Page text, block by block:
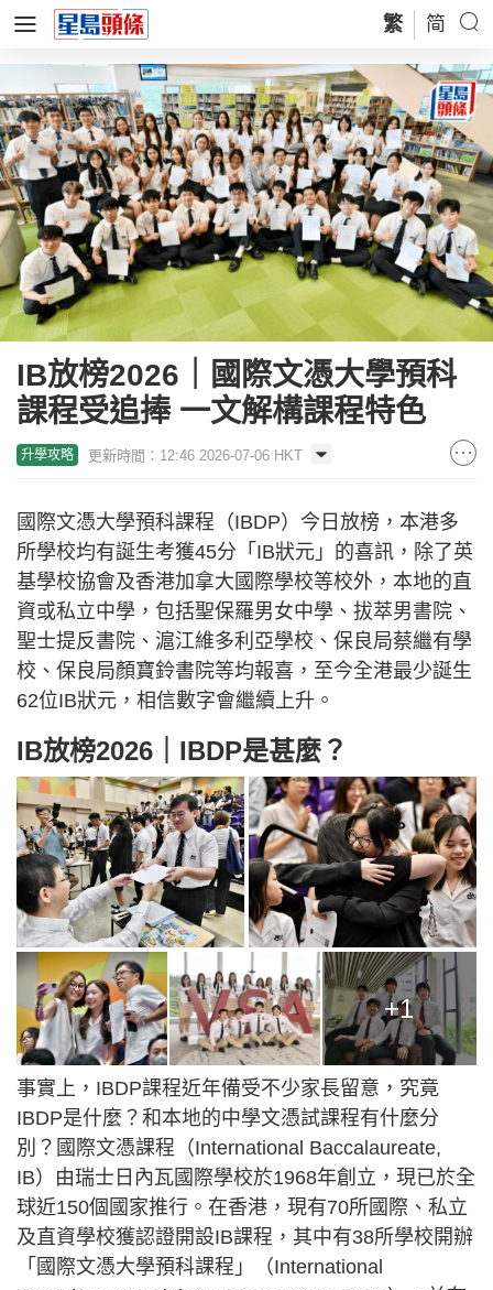
繁 简
IB放榜2026｜國際文憑大學預科
課程受追捧 一文解構課程特色
升學攻略 更新時間：12:46 2026-07-06 HKT
國際文憑大學預科課程（IBDP）今日放榜，本港多
所學校均有誕生考獲45分「IB狀元」的喜訊，除了英
基學校協會及香港加拿大國際學校等校外，本地的直
資或私立中學，包括聖保羅男女中學、拔萃男書院、
聖士提反書院、滬江維多利亞學校、保良局蔡繼有學
校、保良局顏寶鈴書院等均報喜，至今全港最少誕生
62位IB狀元，相信數字會繼續上升。
IB放榜2026｜IBDP是甚麼？
+1
事實上，IBDP課程近年備受不少家長留意，究竟
IBDP是什麼？和本地的中學文憑試課程有什麼分
別？國際文憑課程（International Baccalaureate,
IB）由瑞士日內瓦國際學校於1968年創立，現已於全
球近150個國家推行。在香港，現有70所國際、私立
及直資學校獲認證開設IB課程，其中有38所學校開辦
「國際文憑大學預科課程」（International